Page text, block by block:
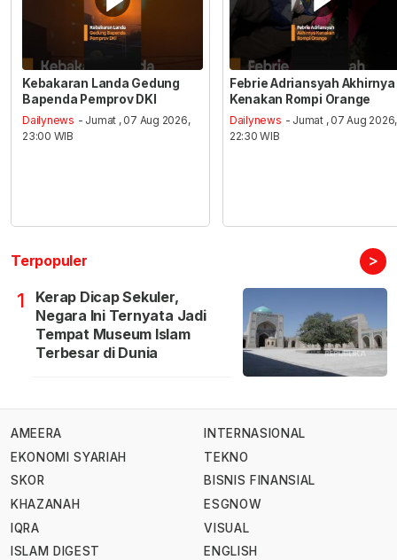
Kebakaran Landa Gedung
Bapenda Pemprov DKI
Dailynews - Jumat , 07 Aug 2026,
23:00 WIB
Febrie Adriansyah Akhirnya
Kenakan Rompi Orange
Dailynews - Jumat , 07 Aug 2026,
22:30 WIB
Terpopuler >
1
Kerap Dicap Sekuler,
Negara Ini Ternyata Jadi
Tempat Museum Islam
Terbesar di Dunia
AMEERA
EKONOMI SYARIAH
SKOR
KHAZANAH
IQRA
ISLAM DIGEST
INTERNASIONAL
TEKNO
BISNIS FINANSIAL
ESGNOW
VISUAL
ENGLISH